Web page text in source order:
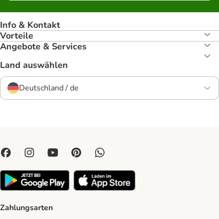
Info & Kontakt
Vorteile
Angebote & Services
Land auswählen
Deutschland / de
Zahlungsarten